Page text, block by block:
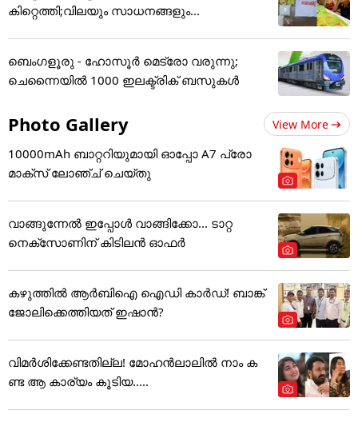
കിറ്റെത്തി;വിലയും സാധനങ്ങളും...
ബെംഗളൂരു - ഹോസൂർ മെട്രോ വരുന്നു;
ചെന്നൈയിൽ 1000 ഇലക്ട്രിക് ബസുകൾ
Photo Gallery View More
10000mAh ബാറ്ററിയുമായി ഓപ്പോ A7 പ്രോ
മാക്സ് ലോഞ്ച് ചെയ്തു
വാങ്ങുന്നേൽ ഇപ്പോൾ വാങ്ങിക്കോ... ടാറ്റ
നെക്സോണിന് കിടിലൻ ഓഫർ
കഴുത്തില്‍ ആര്‍ബിഐ ഐഡി കാര്‍ഡ്! ബാങ്ക്
ജോലിക്കെത്തിയത് ഇഷാന്‍?
വിമർശിക്കേണ്ടതില്ല! മോഹൻലാലിൽ നാം ക
ണ്ട ആ കാര്യം കൂടിയ.....